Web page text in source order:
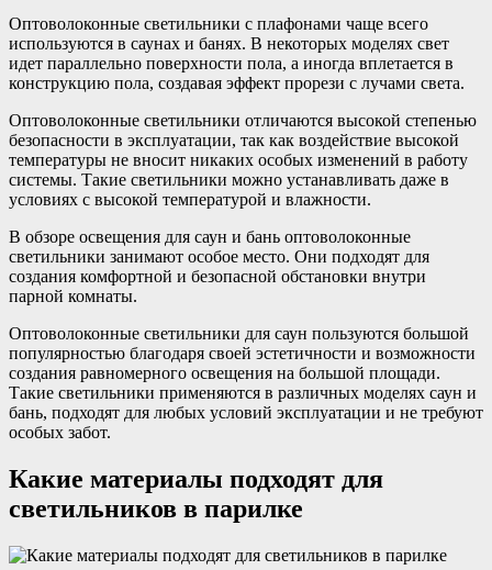
Оптоволоконные светильники с плафонами чаще всего
используются в саунах и банях. В некоторых моделях свет
идет параллельно поверхности пола, а иногда вплетается в
конструкцию пола, создавая эффект прорези с лучами света.
Оптоволоконные светильники отличаются высокой степенью
безопасности в эксплуатации, так как воздействие высокой
температуры не вносит никаких особых изменений в работу
системы. Такие светильники можно устанавливать даже в
условиях с высокой температурой и влажности.
В обзоре освещения для саун и бань оптоволоконные
светильники занимают особое место. Они подходят для
создания комфортной и безопасной обстановки внутри
парной комнаты.
Оптоволоконные светильники для саун пользуются большой
популярностью благодаря своей эстетичности и возможности
создания равномерного освещения на большой площади.
Такие светильники применяются в различных моделях саун и
бань, подходят для любых условий эксплуатации и не требуют
особых забот.
Какие материалы подходят для
светильников в парилке